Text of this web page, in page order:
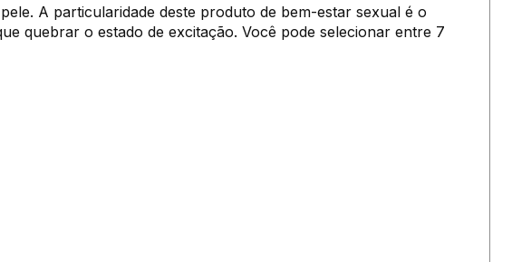
A particularidade deste produto de bem-estar sexual é o
quebrar o estado de excitação. Você pode selecionar entre 7